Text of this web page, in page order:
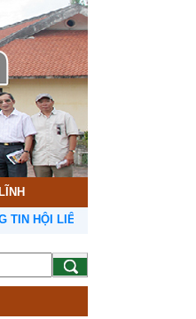
LIÊN HIỆP VĂN HỌC NGHỆ